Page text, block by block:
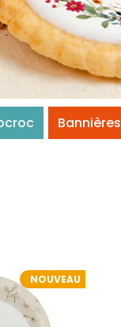
Bannières
NOUVEAU